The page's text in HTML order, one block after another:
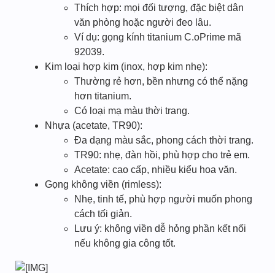
Thích hợp: mọi đối tượng, đặc biệt dân
văn phòng hoặc người đeo lâu.
Ví dụ: gọng kính titanium C.oPrime mã
92039.
Kim loại hợp kim (inox, hợp kim nhẹ):
Thường rẻ hơn, bền nhưng có thể nặng
hơn titanium.
Có loại mạ màu thời trang.
Nhựa (acetate, TR90):
Đa dạng màu sắc, phong cách thời trang.
TR90: nhẹ, đàn hồi, phù hợp cho trẻ em.
Acetate: cao cấp, nhiều kiểu hoa văn.
Gọng không viền (rimless):
Nhẹ, tinh tế, phù hợp người muốn phong
cách tối giản.
Lưu ý: không viền dễ hỏng phần kết nối
nếu không gia công tốt.